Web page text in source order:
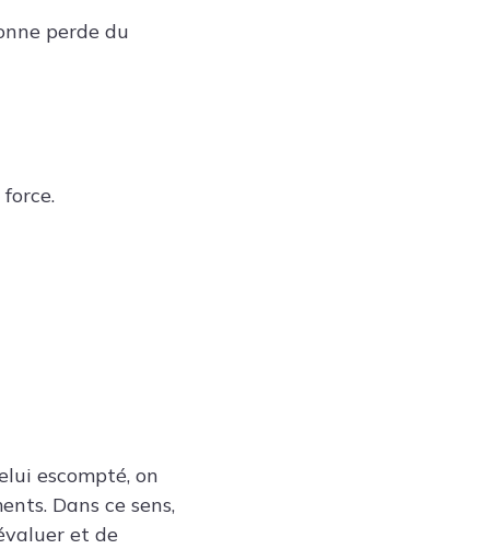
perde du
escompté, on
Dans ce sens,
et de